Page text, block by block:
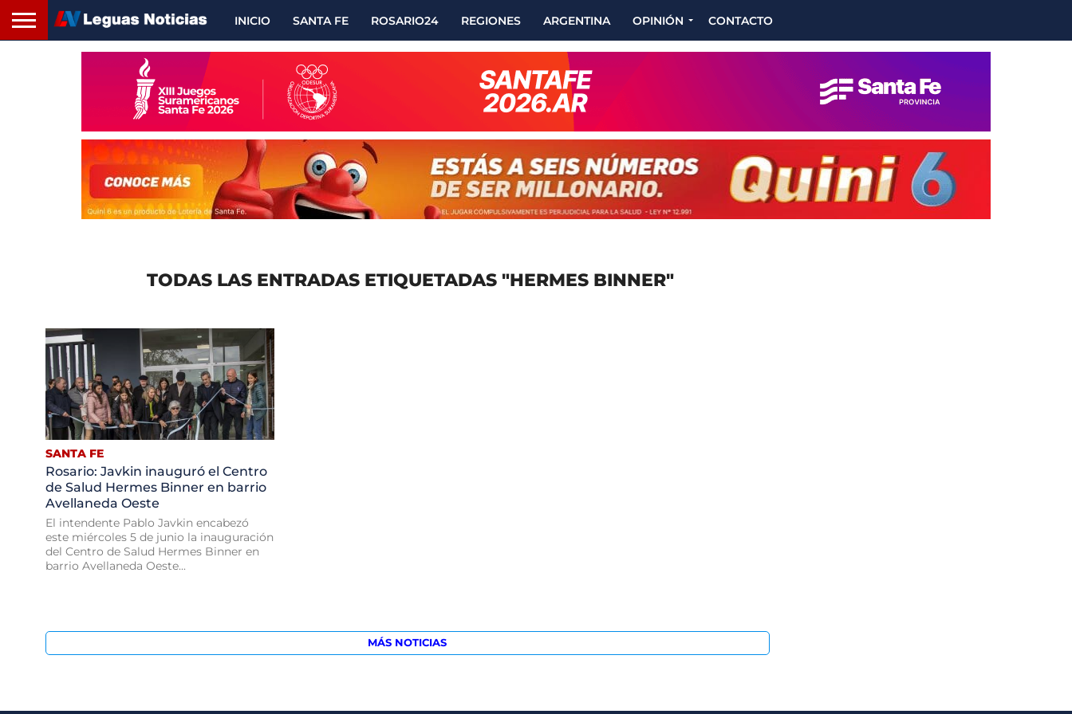
INICIO SANTA FE ROSARIO24 REGIONES ARGENTINA OPINIÓN CONTACTO
TODAS LAS ENTRADAS ETIQUETADAS "HERMES BINNER"
SANTA FE
Rosario: Javkin inauguró el Centro
de Salud Hermes Binner en barrio
Avellaneda Oeste
El intendente Pablo Javkin encabezó
este miércoles 5 de junio la inauguración
del Centro de Salud Hermes Binner en
barrio Avellaneda Oeste...
MÁS NOTICIAS